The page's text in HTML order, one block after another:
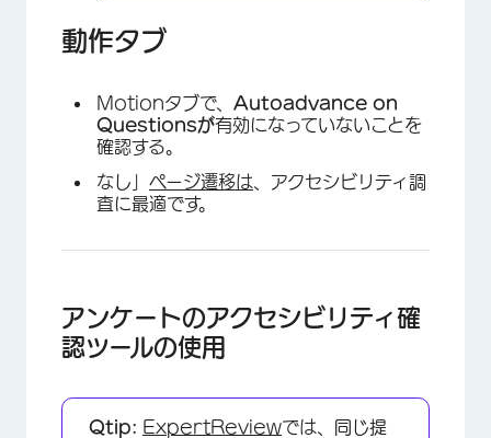
動作タブ
Motionタブで、 Autoadvance on
Questionsが有効になっていないことを
確認する。
なし」 ページ遷移は 、アクセシビリティ調
査に最適です。
アンケートのアクセシビリティ確
認ツールの使用
Qtip: ExpertReviewでは、同じ提